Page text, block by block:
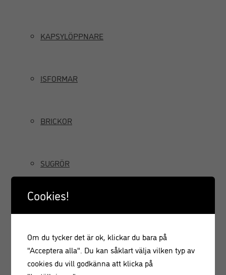
KAPSYLÖPPNARE
ISFORMAR
BRICKOR
SUGRÖR
GRÄDDSIFONER
Cookies!
Om du tycker det är ok, klickar du bara på
"Acceptera alla". Du kan såklart välja vilken typ av
cookies du vill godkänna att klicka på